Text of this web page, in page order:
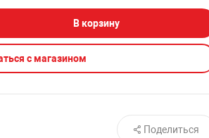
В корзину
с магазином
Поделиться